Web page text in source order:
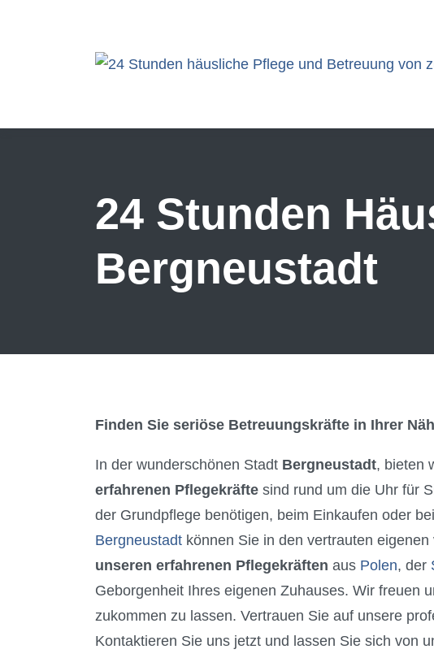
24 Stunden
Bergneustadt
Finden Sie seriöse Betreuungskräfte in Ihrer
In der wunderschönen Stadt Bergneustadt, bieten
erfahrenen Pflegekräfte sind rund um die Uhr für
der Grundpflege benötigen, beim Einkaufen oder
Bergneustadt können Sie in den vertrauten
unseren erfahrenen Pflegekräften aus Polen, der
Geborgenheit Ihres eigenen Zuhauses. Wir freuen
zukommen zu lassen. Vertrauen Sie auf unsere
Kontaktieren Sie uns jetzt und lassen Sie sich von